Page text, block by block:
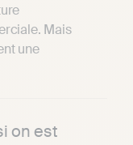
Mais
une
on est